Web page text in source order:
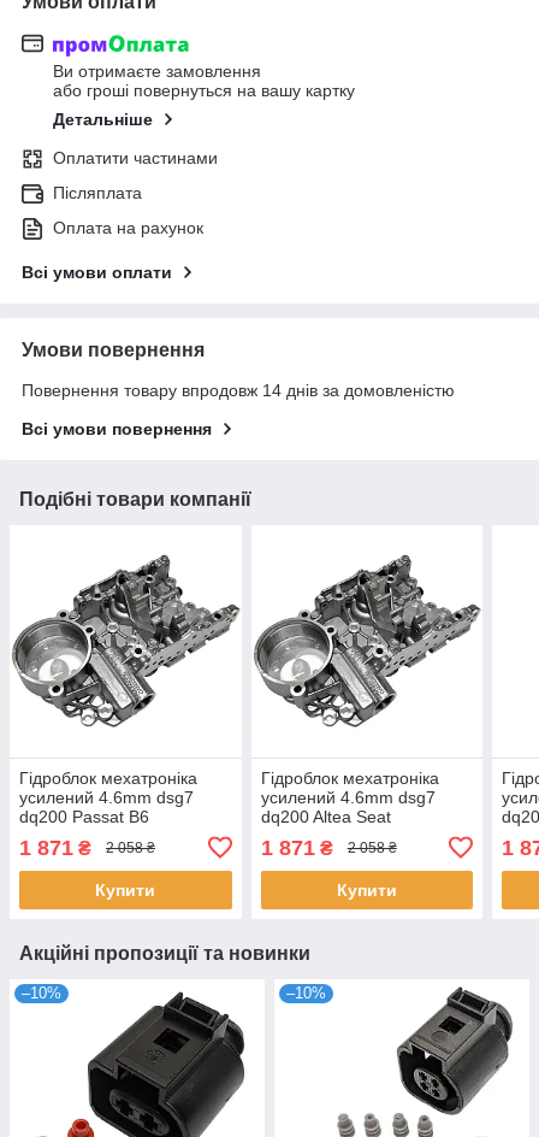
Ви отримаєте замовлення
або гроші повернуться на вашу картку
Детальніше
Оплатити частинами
Післяплата
Оплата на рахунок
Всі умови оплати
Умови повернення
Повернення товару впродовж 14 днів за домовленістю
Всі умови повернення
Подібні товари компанії
Гідроблок мехатроніка
усилений 4.6mm dsg7
dq200 Passat B6
Volkswagen 0AM325066C
0AM325066
1 871 ₴ 2 058 ₴
Купити
Гідроблок мехатроніка
усилений 4.6mm dsg7
dq200 Altea Seat
0AM325066C 0AM325066
1 871₴ 2 058 ₴
Купити
1
Акційні пропозиції та новинки
–10% –10%